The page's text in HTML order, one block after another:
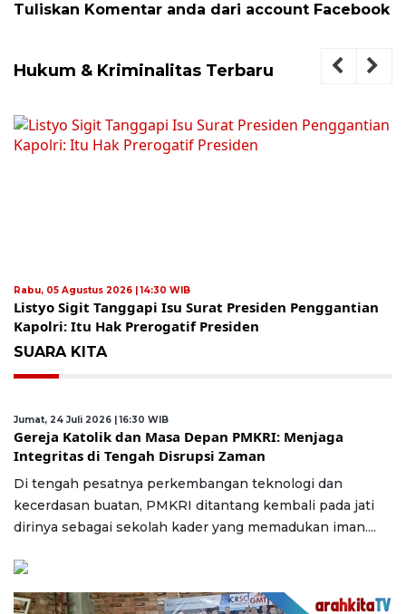
Tuliskan Komentar anda dari account Facebook
Hukum & Kriminalitas Terbaru
Rabu, 05 Agustus 2026 | 14:30 WIB
Listyo Sigit Tanggapi Isu Surat Presiden Penggantian
Kapolri: Itu Hak Prerogatif Presiden
SUARA KITA
Jumat, 24 Juli 2026 | 16:30 WIB
Gereja Katolik dan Masa Depan PMKRI: Menjaga
Integritas di Tengah Disrupsi Zaman
Di tengah pesatnya perkembangan teknologi dan
kecerdasan buatan, PMKRI ditantang kembali pada jati
dirinya sebagai sekolah kader yang memadukan iman....